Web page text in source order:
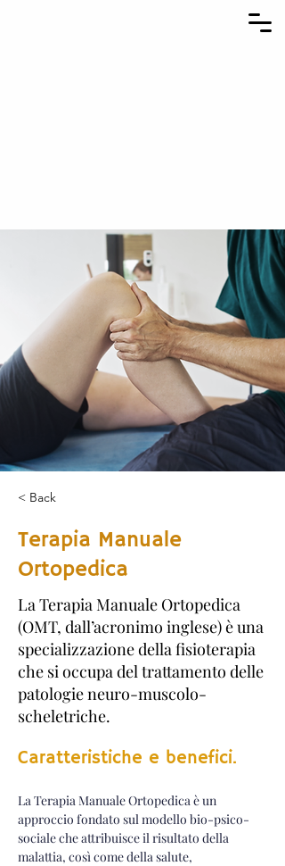
< Back
Terapia Manuale
Ortopedica
La Terapia Manuale Ortopedica
(OMT, dall’acronimo inglese) è una
specializzazione della fisioterapia
che si occupa del trattamento delle
patologie neuro-muscolo-
scheletriche.
Caratteristiche e benefici.
La Terapia Manuale Ortopedica è un
approccio fondato sul modello bio-psico-
sociale che attribuisce il risultato della
malattia, così come della salute,